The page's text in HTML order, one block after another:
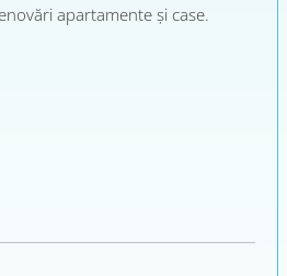
apartamente și case.